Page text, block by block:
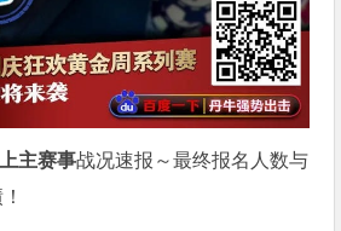
主赛事战况速报～最终报名人数与